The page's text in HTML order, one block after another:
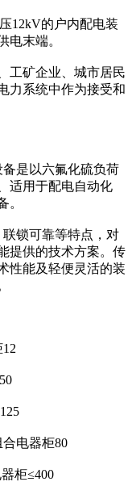
12kV的户内配电装
电末端。
工矿企业、城市居民
力系统中作为接受和
是以六氟化硫负荷
适用于配电自动化
。
锁可靠等特点，对
提供的技术方案。传
性能及轻便灵活的装
电器柜80
柜≤400